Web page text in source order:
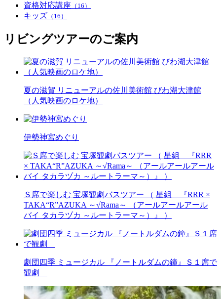
資格対応講座 （16）
キッズ （16）
リビングツアーのご案内
夏の滋賀 リニューアルの佐川美術館 びわ湖大津館
（人気映画のロケ地）
伊勢神宮めぐり
Ｓ席で楽しむ 宝塚観劇バスツアー （ 星組 『RRR ×
TAKA“R”AZUKA ～√Rama～ （アールアールアール
バイ タカラヅカ ～ルートラーマ～）』 ）
劇団四季 ミュージカル 『ノートルダムの鐘』Ｓ１席で
観劇